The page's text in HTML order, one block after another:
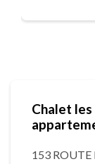
Chalet
153 ROUTE